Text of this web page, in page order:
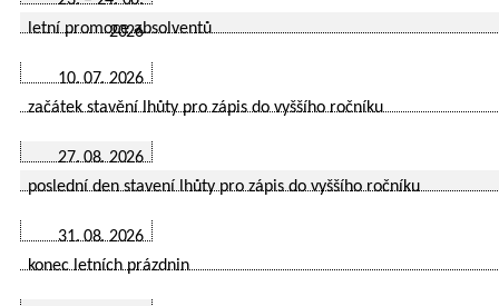
2026
letní promoce absolventů
10. 07. 2026
začátek stavění lhůty pro zápis do vyššího ročníku
27. 08. 2026
poslední den stavení lhůty pro zápis do vyššího ročníku
31. 08. 2026
konec letních prázdnin